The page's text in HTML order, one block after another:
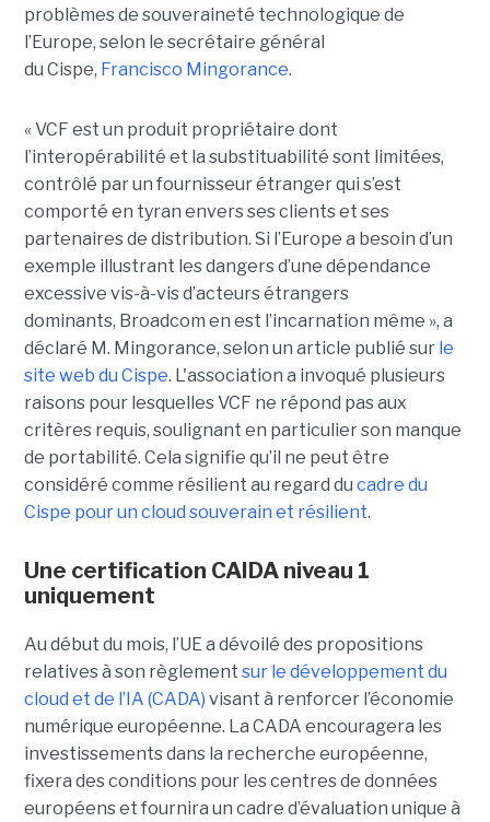
problèmes de souveraineté technologique de
l’Europe, selon le secrétaire général
du Cispe, Francisco Mingorance.
« VCF est un produit propriétaire dont
l’interopérabilité et la substituabilité sont limitées,
contrôlé par un fournisseur étranger qui s’est
comporté en tyran envers ses clients et ses
partenaires de distribution. Si l’Europe a besoin d’un
exemple illustrant les dangers d’une dépendance
excessive vis-à-vis d’acteurs étrangers
dominants, Broadcom en est l’incarnation même », a
déclaré M. Mingorance, selon un article publié sur le
site web du Cispe. L'association a invoqué plusieurs
raisons pour lesquelles VCF ne répond pas aux
critères requis, soulignant en particulier son manque
de portabilité. Cela signifie qu’il ne peut être
considéré comme résilient au regard du cadre du
Cispe pour un cloud souverain et résilient.
Une certification CAIDA niveau 1
uniquement
Au début du mois, l’UE a dévoilé des propositions
relatives à son règlement sur le développement du
cloud et de l’IA (CADA) visant à renforcer l’économie
numérique européenne. La CADA encouragera les
investissements dans la recherche européenne,
fixera des conditions pour les centres de données
européens et fournira un cadre d’évaluation unique à